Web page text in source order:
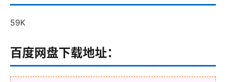
59K
百度网盘下载地址：